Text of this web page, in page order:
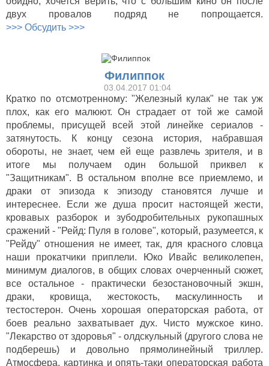
двух провалов подряд не попрощается.
>>> Обсудить >>>
Филиппок
03.04.2017 01:04
Кратко по отсмотренному: "Железный кулак" не так уж
плох, как его малюют. Он страдает от той же самой
проблемы, присущей всей этой линейке сериалов -
затянутость. К концу сезона история, набравшая
обороты, не знает, чем ей еще развлечь зрителя, и в
итоге мы получаем один большой приквел к
"Защитникам". В остальном вполне все приемлемо, и
драки от эпизода к эпизоду становятся лучше и
интереснее. Если же душа просит настоящей жести,
кровавых разборок и зубодробительных рукопашных
сражений - "Рейд: Пуля в голове", который, разумеется, к
"Рейду" отношения не имеет, так, для красного словца
наши прокатчики приплели. Юко Ивайс великолепен,
минимум диалогов, в общих словах очерченный сюжет,
все остальное - практически безостановочный экшн,
драки, кровища, жестокость, маскулинность и
тестостерон. Очень хорошая операторская работа, от
боев реально захватывает дух. Чисто мужское кино.
"Лекарство от здоровья" - олдскульный (другого слова не
подберешь) и довольно прямолинейный триллер.
Атмосфера, картинка и опять-таки операторская работа